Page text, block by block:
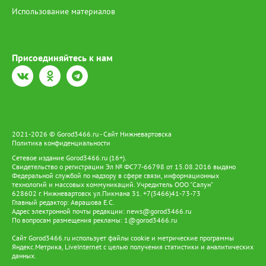
Использование материалов
Присоединяйтесь к нам
2021-2026 © Gorod3466.ru - Сайт Нижневартовска
Политика конфиденциальности
Сетевое издание Gorod3466.ru (16+).
Свидетельство о регистрации Эл № ФС77-66798 от 15.08.2016 выдано
Федеральной службой по надзору в сфере связи, информационных
технологий и массовых коммуникаций. Учредитель ООО "Салун"
628602 г. Нижневартовск ул.Пикмана 31. +7(3466)41-73-73
Главный редактор: Аврашова Е.С.
Адрес электронной почты редакции: news@gorod3466.ru
По вопросам размещения рекламы: 1@gorod3466.ru
Сайт Gorod3466.ru использует файлы cookie и метрические программы
Яндекс.Метрика, LiveInternet с целью получения статистики и аналитических
данных.